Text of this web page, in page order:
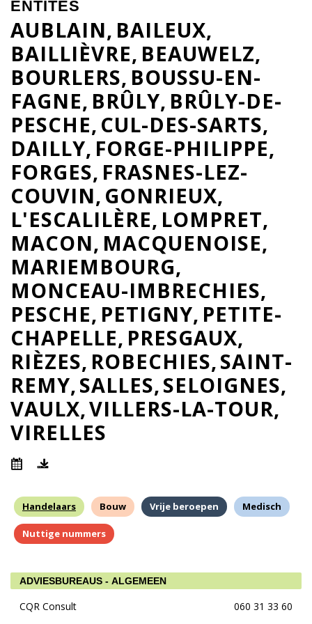
ENTITÉS
AUBLAIN BAILEUX
BAILLIÈVRE BEAUWELZ
BOURLERS BOUSSU-EN-
FAGNE BRÛLY BRÛLY-DE-
PESCHE CUL-DES-SARTS
DAILLY FORGE-PHILIPPE
FORGES FRASNES-LEZ-
COUVIN GONRIEUX
L'ESCALILÈRE LOMPRET
MACON MACQUENOISE
MARIEMBOURG
MONCEAU-IMBRECHIES
PESCHE PETIGNY PETITE-
CHAPELLE PRESGAUX
RIÈZES ROBECHIES SAINT-
REMY SALLES SELOIGNES
VAULX VILLERS-LA-TOUR
VIRELLES
Handelaars Bouw Vrije beroepen Medisch
Nuttige nummers
ADVIESBUREAUS - ALGEMEEN
CQR Consult 060 31 33 60